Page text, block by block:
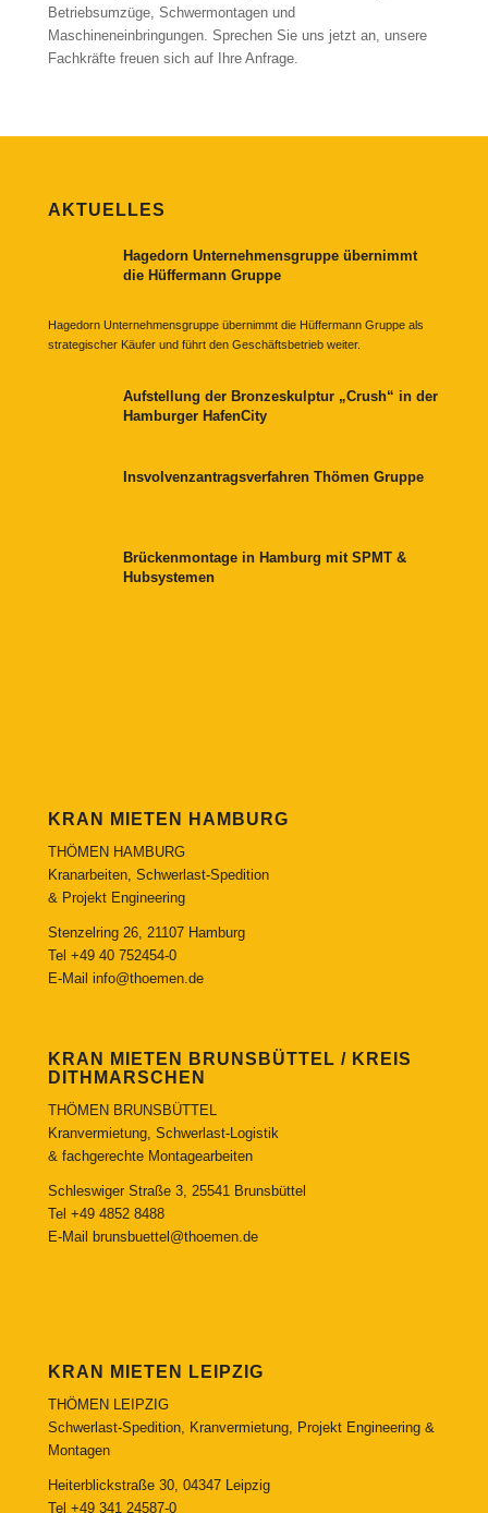
Betriebsumzüge, Schwermontagen und
Maschineneinbringungen. Sprechen Sie uns jetzt an, unsere
Fachkräfte freuen sich auf Ihre Anfrage.
AKTUELLES
Hagedorn Unternehmensgruppe übernimmt
die Hüffermann Gruppe
Hagedorn Unternehmensgruppe übernimmt die Hüffermann Gruppe als
strategischer Käufer und führt den Geschäftsbetrieb weiter.
Aufstellung der Bronzeskulptur „Crush“ in der
Hamburger HafenCity
Insvolvenzantragsverfahren Thömen Gruppe
Brückenmontage in Hamburg mit SPMT &
Hubsystemen
KRAN MIETEN HAMBURG
THÖMEN HAMBURG
Kranarbeiten, Schwerlast-Spedition
& Projekt Engineering
Stenzelring 26, 21107 Hamburg
Tel +49 40 752454-0
E-Mail info@thoemen.de
KRAN MIETEN BRUNSBÜTTEL / KREIS
DITHMARSCHEN
THÖMEN BRUNSBÜTTEL
Kranvermietung, Schwerlast-Logistik
& fachgerechte Montagearbeiten
Schleswiger Straße 3, 25541 Brunsbüttel
Tel +49 4852 8488
E-Mail
brunsbuettel@thoemen.de
KRAN MIETEN LEIPZIG
THÖMEN LEIPZIG
Schwerlast-Spedition, Kranvermietung, Projekt Engineering &
Montagen
Heiterblickstraße 30, 04347 Leipzig
Tel +49 341 24587-0